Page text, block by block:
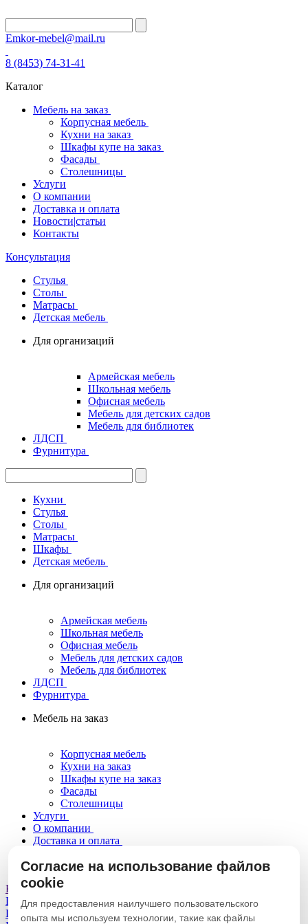
Emkor-mebel@mail.ru
8 (8453) 74-31-41
Каталог
Мебель на заказ
Корпусная мебель
Кухни на заказ
Шкафы купе на заказ
Фасады
Столешницы
Услуги
О компании
Доставка и оплата
Новости|статьи
Контакты
Консультация
Стулья
Столы
Матрасы
Детская мебель
Для организаций
Армейская мебель
Школьная мебель
Офисная мебель
Мебель для детских садов
Мебель для библиотек
ЛДСП
Фурнитура
Кухни
Стулья
Столы
Матрасы
Шкафы
Детская мебель
Для организаций
Армейская мебель
Школьная мебель
Офисная мебель
Мебель для детских садов
Мебель для библиотек
ЛДСП
Фурнитура
Мебель на заказ
Корпусная мебель
Кухни на заказ
Шкафы купе на заказ
Фасады
Столешницы
Услуги
О компании
Доставка и оплата
Контакты
Консультация
ГлавнаяКаталогДля организацийМебель для библиотек
Шкафы
Согласие на использование файлов
cookie
Для предоставления наилучшего пользовательского
опыта мы используем технологии, такие как файлы